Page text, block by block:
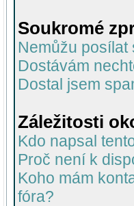
Soukromé
Nemůžu posílat
Dostávám
Dostal jsem
Záležitosti
Kdo napsal
Proč není k
Koho mám
fóra?